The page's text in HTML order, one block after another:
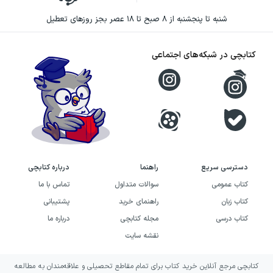
دوباره برگردید و علت خطا را پیدا کنید. اگر هدف
شما جمع‌بندی است، حل سؤال را با مرور نکات
تبدیل شود. در نهایت هم بهتر است روند پیشرفت
خود را از جلسه‌ای به جلسه‌ی دیگر پیگیری کنید تا
ببینید کدام بخش‌ها واقعاً بهتر شده‌اند.
شنبه تا پنجشنبه از ۸ صبح تا ۱۸ عصر بجز روزهای تعطیل
دسترسی سریع
کتاب عمومی
کتاب زبان
کتاب درسی
راهنما
سوالات متداول
راهنمای خرید
مجله کتابچی
نقشه سایت
درباره کتابچی
تماس با ما
پشتیبانی
درباره ما
کتابچی در شبکه‌های اجتماعی
کتابچی مرجع آنلاین خرید کتاب برای تمام مقاطع تحصیلی و علاقه‌مندان به مطالعه